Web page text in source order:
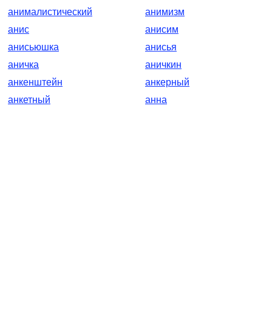
анималистический
анимизм
анис
анисим
анисьюшка
анисья
аничка
аничкин
анкенштейн
анкерный
анкетный
анна